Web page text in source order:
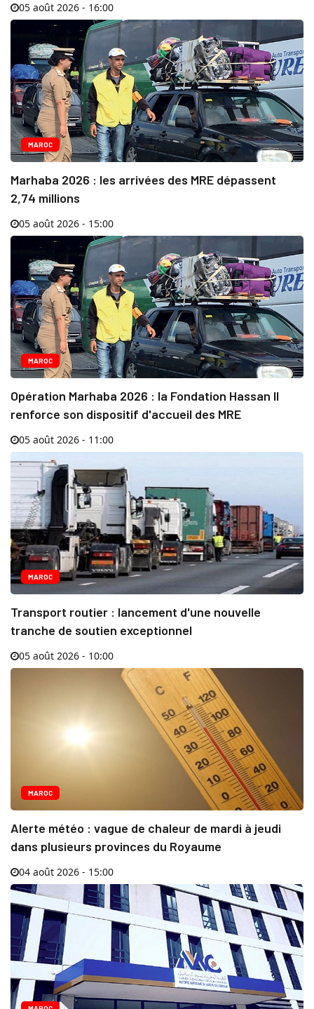
05 août 2026 - 16:00
MAROC
Marhaba 2026 : les arrivées des MRE dépassent
2,74 millions
05 août 2026 - 15:00
MAROC
Opération Marhaba 2026 : la Fondation Hassan II
renforce son dispositif d'accueil des MRE
05 août 2026 - 11:00
MAROC
Transport routier : lancement d'une nouvelle
tranche de soutien exceptionnel
05 août 2026 - 10:00
MAROC
Alerte météo : vague de chaleur de mardi à jeudi
dans plusieurs provinces du Royaume
04 août 2026 - 15:00